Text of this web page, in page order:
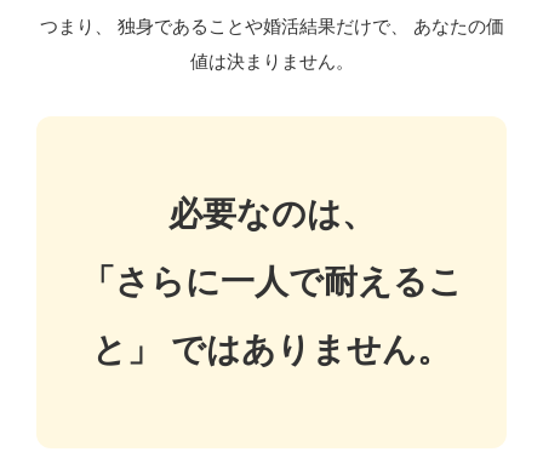
つまり、 独身であることや婚活結果だけで、 あなたの価
値は決まりません。
必要なのは、
「さらに一人で耐えるこ
と」 ではありません。